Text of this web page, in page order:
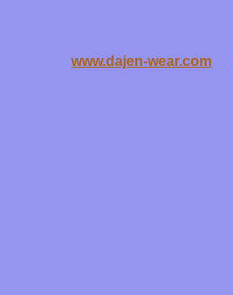
www.dajen-wear.com